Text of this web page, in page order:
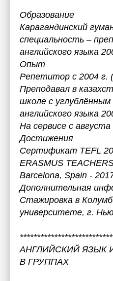
Образование
Карагандинский
специальность –
английского языка
Опыт
Репетитор с 2004 г.
Преподавал в
школе с углублённым
английского языка
На сервисе с
Достижения
Сертификат TEFL
ERASMUS
Barcelona, Spain -
Дополнительная
Стажировка в
университете, г.
АНГЛИЙСКИЙ ЯЗЫК
В ГРУППАХ